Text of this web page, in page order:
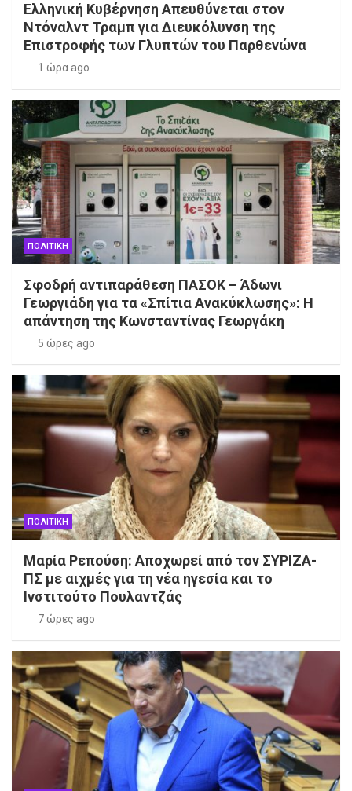
Ελληνική Κυβέρνηση Απευθύνεται στον
Ντόναλντ Τραμπ για Διευκόλυνση της
Επιστροφής των Γλυπτών του Παρθενώνα
1 ώρα ago
ΠΟΛΙΤΙΚΗ
Σφοδρή αντιπαράθεση ΠΑΣΟΚ – Άδωνι
Γεωργιάδη για τα «Σπίτια Ανακύκλωσης»: Η
απάντηση της Κωνσταντίνας Γεωργάκη
5 ώρες ago
ΠΟΛΙΤΙΚΗ
Μαρία Ρεπούση: Αποχωρεί από τον ΣΥΡΙΖΑ-
ΠΣ με αιχμές για τη νέα ηγεσία και το
Ινστιτούτο Πουλαντζάς
7 ώρες ago